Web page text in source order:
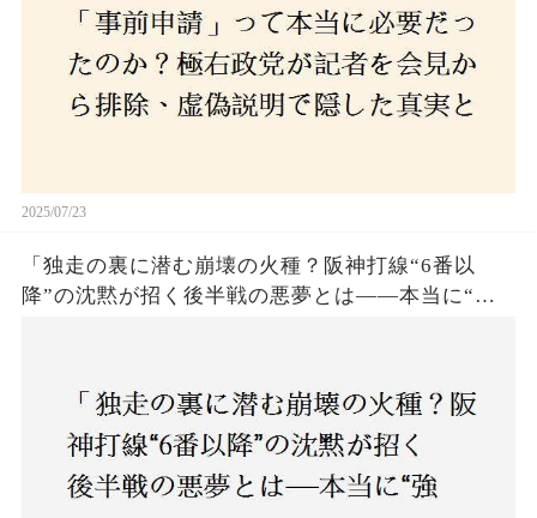
2025/07/23
「独走の裏に潜む崩壊の火種？阪神打線“6番以
降”の沈黙が招く後半戦の悪夢とは——本当に“強